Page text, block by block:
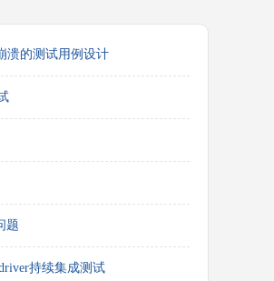
溃的测试用例设计
题
持续集成测试